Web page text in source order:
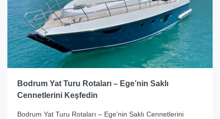
Bodrum Yat Turu Rotaları – Ege’nin Saklı
Cennetlerini Keşfedin
Bodrum Yat Turu Rotaları – Ege’nin Saklı Cennetlerini